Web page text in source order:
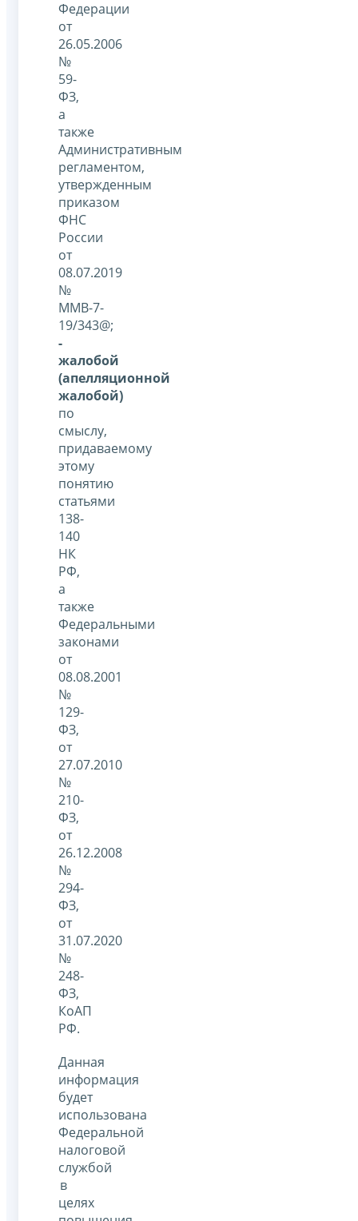
Федерации
от
26.05.2006
№
59-
ФЗ,
а
также
Административным
регламентом,
утвержденным
приказом
ФНС
России
от
08.07.2019
№
ММВ-7-
19/343@;
-
жалобой
(апелляционной
жалобой)
по
смыслу,
придаваемому
этому
понятию
статьями
138-
140
НК
РФ,
а
также
Федеральными
законами
от
08.08.2001
№
129-
ФЗ,
от
27.07.2010
№
210-
ФЗ,
от
26.12.2008
№
294-
ФЗ,
от
31.07.2020
№
248-
ФЗ,
КоАП
РФ.
Данная
информация
будет
использована
Федеральной
налоговой
службой
в
целях